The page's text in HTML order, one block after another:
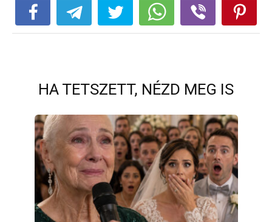
HA TETSZETT, NÉZD MEG IS